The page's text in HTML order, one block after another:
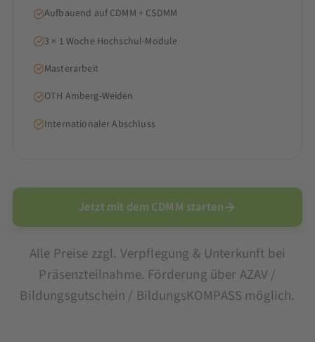
Aufbauend auf CDMM + CSDMM
3 × 1 Woche Hochschul-Module
Masterarbeit
OTH Amberg-Weiden
Internationaler Abschluss
Jetzt mit dem CDMM starten
Alle Preise zzgl. Verpflegung & Unterkunft bei
Präsenzteilnahme. Förderung über AZAV /
Bildungsgutschein / BildungsKOMPASS möglich.